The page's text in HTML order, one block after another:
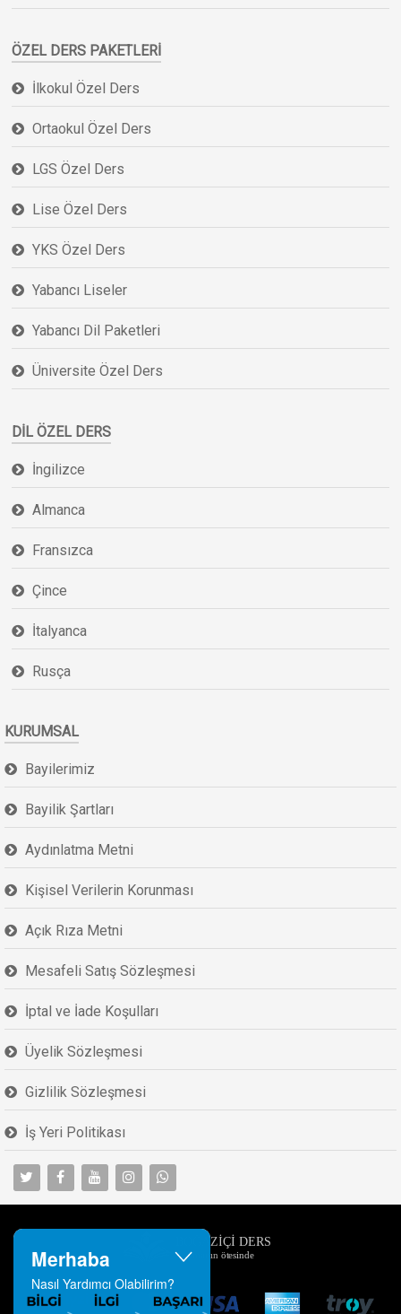
ÖZEL DERS PAKETLERI
İlkokul Özel Ders
Ortaokul Özel Ders
LGS Özel Ders
Lise Özel Ders
YKS Özel Ders
Yabancı Liseler
Yabancı Dil Paketleri
Üniversite Özel Ders
DIL ÖZEL DERS
İngilizce
Almanca
Fransızca
Çince
İtalyanca
Rusça
KURUMSAL
Bayilerimiz
Bayilik Şartları
Aydınlatma Metni
Kişisel Verilerin Korunması
Açık Rıza Metni
Mesafeli Satış Sözleşmesi
İptal ve İade Koşulları
Üyelik Sözleşmesi
Gizlilik Sözleşmesi
İş Yeri Politikası
Merhaba
Nasıl Yardımcı Olabilirim?